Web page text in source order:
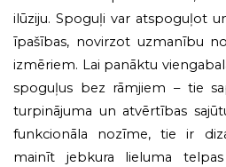
ilūziju. Spoguļi var atspoguļot
īpašības, novirzot uzmanību
izmēriem. Lai panāktu
spoguļus bez rāmjiem – tie
turpinājuma un atvērtības
funkcionāla nozīme, tie ir
mainīt jebkura lieluma